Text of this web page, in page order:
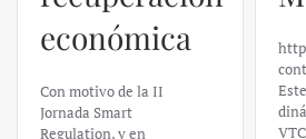
https://ijmpre2.katarsisdigital.com/wp-
content/uploads/2022/05/
Este informe analiza las
dinámicas del sector de los
VTC en España tras la